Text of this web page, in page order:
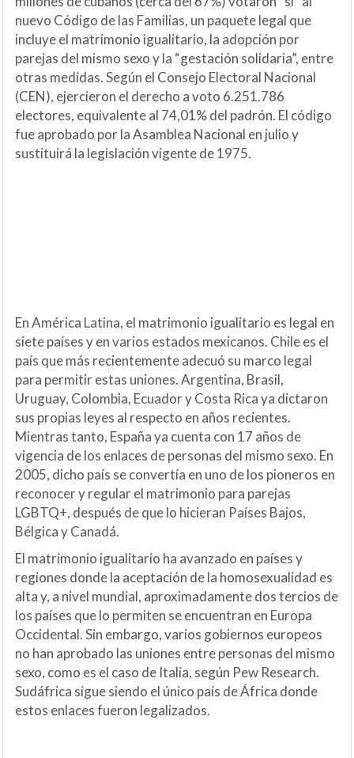
nuevo Código de las Familias, un paquete legal que
incluye el matrimonio igualitario, la adopción por
parejas del mismo sexo y la “gestación solidaria”, entre
otras medidas. Según el Consejo Electoral Nacional
(CEN), ejercieron el derecho a voto 6.251.786
electores, equivalente al 74,01% del padrón. El código
fue aprobado por la Asamblea Nacional en julio y
sustituirá la legislación vigente de 1975.
En América Latina, el matrimonio igualitario es legal en
siete países y en varios estados mexicanos. Chile es el
país que más recientemente adecuó su marco legal
para permitir estas uniones. Argentina, Brasil,
Uruguay, Colombia, Ecuador y Costa Rica ya dictaron
sus propias leyes al respecto en años recientes.
Mientras tanto, España ya cuenta con 17 años de
vigencia de los enlaces de personas del mismo sexo. En
2005, dicho país se convertía en uno de los pioneros en
reconocer y regular el matrimonio para parejas
LGBTQ+, después de que lo hicieran Países Bajos,
Bélgica y Canadá.
El matrimonio igualitario ha avanzado en países y
regiones donde la aceptación de la homosexualidad es
alta y, a nivel mundial, aproximadamente dos tercios de
los países que lo permiten se encuentran en Europa
Occidental. Sin embargo, varios gobiernos europeos
no han aprobado las uniones entre personas del mismo
sexo, como es el caso de Italia, según Pew Research.
Sudáfrica sigue siendo el único país de África donde
estos enlaces fueron legalizados.